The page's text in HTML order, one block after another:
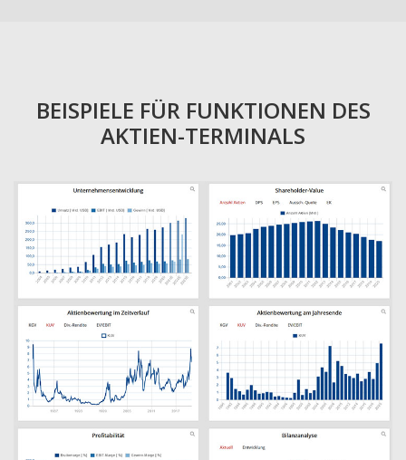
BEISPIELE FÜR FUNKTIONEN DES
AKTIEN-TERMINALS